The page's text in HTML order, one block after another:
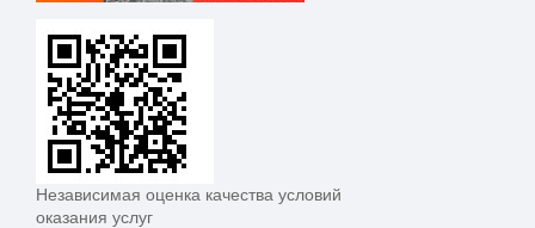
Независимая оценка качества условий
оказания услуг